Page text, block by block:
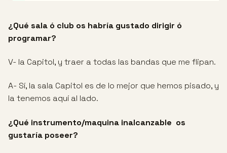
¿Qué sala ó club os habría gustado dirigir ó
programar?
V- la Capitol, y traer a todas las bandas que me flipan.
A- Sí, la sala Capitol es de lo mejor que hemos pisado, y
la tenemos aquí al lado.
¿Qué instrumento/maquina inalcanzable os
gustaría poseer?